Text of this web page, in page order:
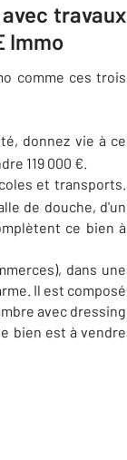
travaux
Immo
comme ces trois
donnez vie à ce
119 000 €.
et transports.
de douche, d'un
ce bien à
dans une
Il est composé
avec dressing
bien est à vendre